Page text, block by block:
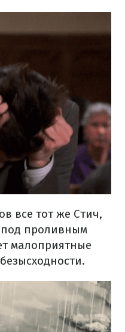
все тот же Стич,
под проливным
малоприятные